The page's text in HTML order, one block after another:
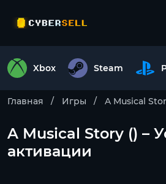
Xbox Steam
Главная Игры A Musical
A Musical Story () –
активации